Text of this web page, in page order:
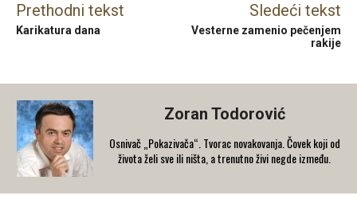
Prethodni tekst
Karikatura dana
Sledeći tekst
Vesterne zamenio pečenjem
rakije
Zoran Todorović
Osnivač „Pokazivača“. Tvorac novakovanja. Čovek koji od
života želi sve ili ništa, a trenutno živi negde između.